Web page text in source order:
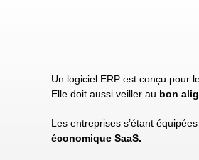
Un logiciel ERP est conçu pour
Elle doit aussi veiller au bon
Les entreprises s’étant équipées
économique SaaS.